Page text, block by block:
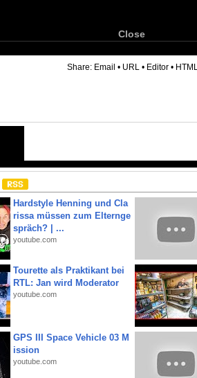
Close
Share: Email • URL • Editor •
Hardstyle Henning und Cla
rissa müssen zum Elternge
spräch? | ...
youtube.com
Tourette als Praktikant bei
RTL: Jan wird Moderator
youtube.com
GPS III Space Vehicle 03 M
ission
youtube.com